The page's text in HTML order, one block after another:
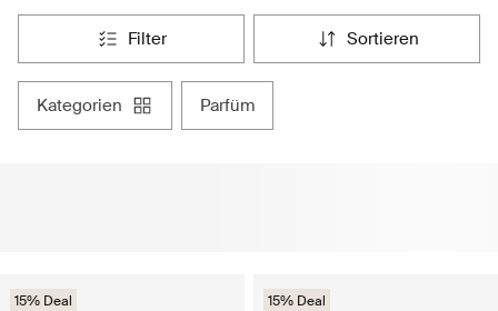
filter sortieren
kategorien parfüm
15% Deal 15% Deal